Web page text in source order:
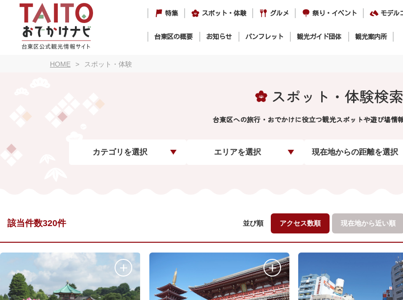
特集 スポット・体験 グルメ 祭り・イベント モデル
台東区の概要 お知らせ パンフレット 観光ガイド団体 観光案内所
HOME スポット・体験
スポット・体験検索
台東区への旅行・おでかけに役立つ観光スポットや遊び場情
カテゴリを選択 エリアを選択 現在地からの距離を選択
該当件数320件 並び順 アクセス数順 現在地から近い順